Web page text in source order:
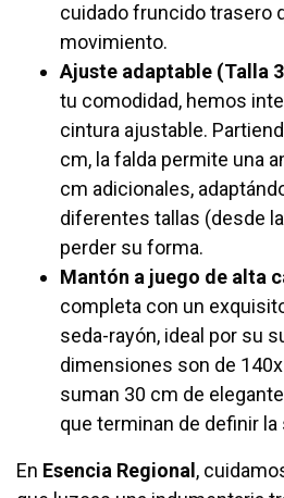
cuidado fruncido trasero
movimiento.
Ajuste adaptable (Talla
tu comodidad, hemos
cintura ajustable.
cm, la falda permite una
cm adicionales,
diferentes tallas (desde
perder su forma.
Mantón a juego de alta
completa con un
seda-rayón, ideal por su
dimensiones son de
suman 30 cm de
que terminan de definir la
En Esencia Regional ,